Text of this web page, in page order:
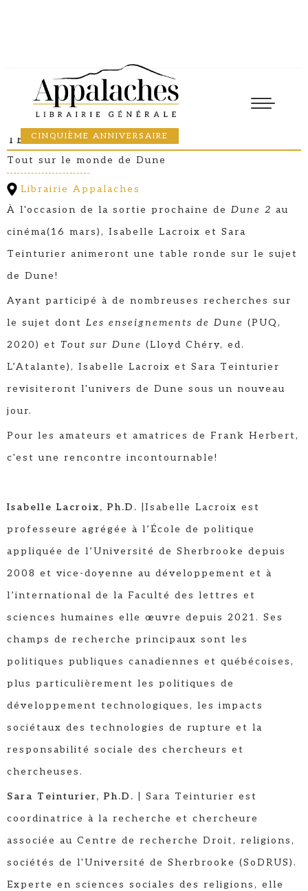
CINQUIÈME ANNIVERSAIRE
Causerie
March 2024 17:30
ISABELLE LACROIX ET SARA
TEINTURIER
Tout sur le monde de Dune
Librairie Appalaches
À l'occasion de la sortie prochaine de Dune 2 au
cinéma(16 mars), Isabelle Lacroix et Sara
Teinturier animeront une table ronde sur le sujet
de Dune!
Ayant participé à de nombreuses recherches sur
le sujet dont Les enseignements de Dune (PUQ,
2020) et Tout sur Dune (Lloyd Chéry, ed.
L’Atalante), Isabelle Lacroix et Sara Teinturier
revisiteront l'univers de Dune sous un nouveau
jour.
Pour les amateurs et amatrices de Frank Herbert,
c'est une rencontre incontournable!
Isabelle Lacroix, Ph.D.
|Isabelle Lacroix est
professeure agrégée à l’École de politique
appliquée de l’Université de Sherbrooke depuis
2008 et vice-doyenne au développement et à
l’international de la Faculté des lettres et
sciences humaines elle œuvre depuis 2021. Ses
champs de recherche principaux sont les
politiques publiques canadiennes et québécoises,
plus particulièrement les politiques de
développement technologiques, les impacts
sociétaux des technologies de rupture et la
responsabilité sociale des chercheurs et
chercheuses.
Sara Teinturier, Ph.D.
| Sara Teinturier est
coordinatrice à la recherche et chercheure
associée au Centre de recherche Droit, religions,
sociétés de l'Université de Sherbrooke (SoDRUS).
Experte en sciences sociales des religions, elle